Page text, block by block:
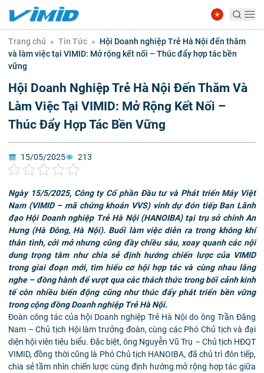
Trang chủ » Tin Tức » Hội Doanh nghiệp Trẻ Hà Nội đến thăm
và làm việc tại VIMID: Mở rộng kết nối – Thúc đẩy hợp tác bền
vững
Hội Doanh Nghiệp Trẻ Hà Nội Đến Thăm Và
Làm Việc Tại VIMID: Mở Rộng Kết Nối –
Thúc Đẩy Hợp Tác Bền Vững
15/05/2025 213
Ngày 15/5/2025, Công ty Cổ phần Đầu tư và Phát triển Máy Việt
Nam (VIMID – mã chứng khoán VVS) vinh dự đón tiếp Ban Lãnh
đạo Hội Doanh nghiệp Trẻ Hà Nội (HANOIBA) tại trụ sở chính An
Hưng (Hà Đông, Hà Nội). Buổi làm việc diễn ra trong không khí
thân tình, cởi mở nhưng cũng đầy chiều sâu, xoay quanh các nội
dung trọng tâm như chia sẻ định hướng chiến lược của VIMID
trong giai đoạn mới, tìm hiểu cơ hội hợp tác và cùng nhau lắng
nghe – đồng hành để vượt qua các thách thức trong bối cảnh kinh
tế còn nhiều biến động cũng như thúc đẩy phát triển bền vững
trong cộng đồng Doanh nghiệp Trẻ Hà Nội.
Đoàn công tác của hội Doanh nghiệp Trẻ Hà Nội do ông Trần Đăng
Nam – Chủ tịch Hội làm trưởng đoàn, cùng các Phó Chủ tịch và đại
diện hội viên tiêu biểu. Đặc biệt, ông Nguyễn Vũ Trụ – Chủ tịch HĐQT
VIMID, đồng thời cũng là Phó Chủ tịch HANOIBA, đã chủ trì đón tiếp,
chia sẻ tầm nhìn chiến lược cùng định hướng mở rộng hợp tác giữa